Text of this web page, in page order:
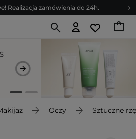
Realizacja zamówienia do 24h.
jeszcze więcej punktów
kosmetologiczne
Realizacja zamówienia do 24h.
jeszcze więcej punktów
na newsletter pełen porad
Oczy Sztuczne